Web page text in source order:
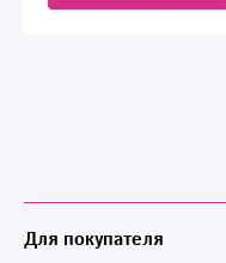
Для покупателя